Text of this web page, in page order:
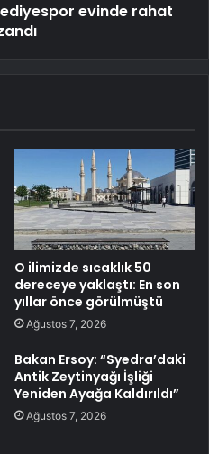
evinde rahat
O ilimizde sıcaklık 50
dereceye yaklaştı: En son
yıllar önce görülmüştü
Ağustos 7, 2026
Bakan Ersoy: “Syedra’daki
Antik Zeytinyağı İşliği
Yeniden Ayağa Kaldırıldı”
Ağustos 7, 2026